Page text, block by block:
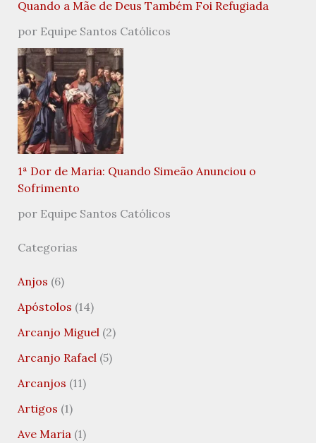
Quando a Mãe de Deus Também Foi Refugiada
por Equipe Santos Católicos
1ª Dor de Maria: Quando Simeão Anunciou o
Sofrimento
por Equipe Santos Católicos
Categorias
Anjos (6)
Apóstolos (14)
Arcanjo Miguel (2)
Arcanjo Rafael (5)
Arcanjos (11)
Artigos (1)
Ave Maria (1)